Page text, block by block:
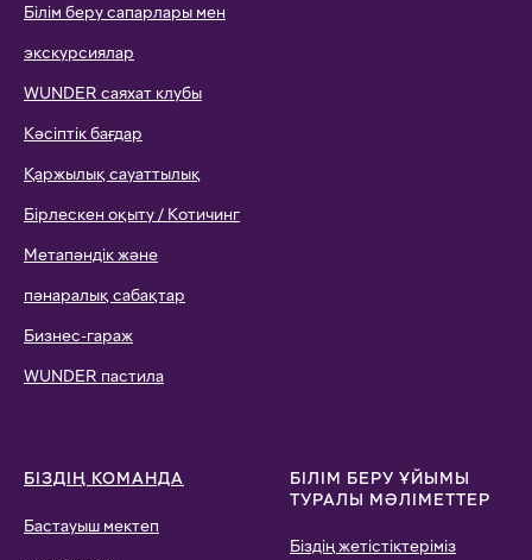
Білім беру сапарлары мен
экскурсиялар
WUNDER саяхат клубы
Кәсіптік бағдар
Қаржылық сауаттылық
Бірлескен оқыту / Котичинг
Метапәндік және
пәнаралық сабақтар
Бизнес-гараж
WUNDER пастила
БІЗДІҢ КОМАНДА
Бастауыш мектеп
БІЛІМ БЕРУ ҰЙЫМЫ
ТУРАЛЫ МӘЛІМЕТТЕР
Біздің жетістіктеріміз